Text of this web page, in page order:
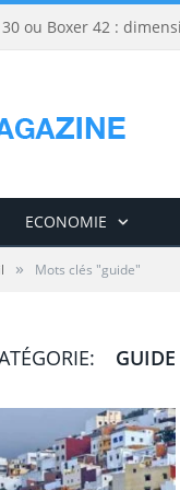
30 ou Boxer 42 :
ECONOMIE
» Mots clés "guide"
GUIDE